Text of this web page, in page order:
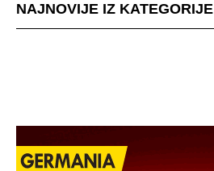
NAJNOVIJE IZ KATEGORIJE